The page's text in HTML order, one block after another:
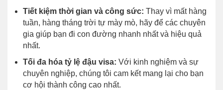
Tiết kiệm thời gian và công sức: Thay vì mất hàng
tuần, hàng tháng trời tự mày mò, hãy để các chuyên
gia giúp bạn đi con đường nhanh nhất và hiệu quả
nhất.
Tối đa hóa tỷ lệ đậu visa: Với kinh nghiệm và sự
chuyên nghiệp, chúng tôi cam kết mang lại cho bạn
cơ hội thành công cao nhất.